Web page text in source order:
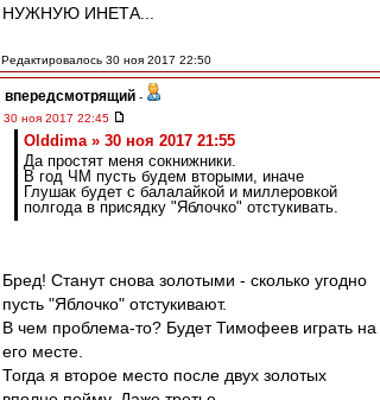
НУЖНУЮ ИНЕТА...
Редактировалось 30 ноя 2017 22:50
впередсмотрящий -
30 ноя 2017 22:45
Olddima » 30 ноя 2017 21:55
Да простят меня сокнижники.
В год ЧМ пусть будем вторыми, иначе
Глушак будет с балалайкой и миллеровкой
полгода в присядку "Яблочко" отстукивать.
Бред! Станут снова золотыми - сколько угодно
пусть "Яблочко" отстукивают.
В чем проблема-то? Будет Тимофеев играть на
его месте.
Тогда я второе место после двух золотых